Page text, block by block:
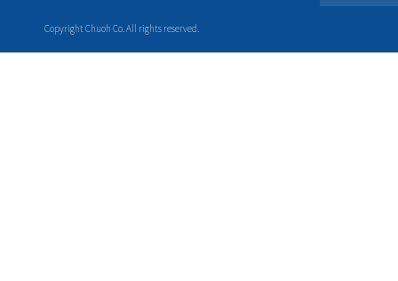
Copyright Chuoh Co. All rights reserved.